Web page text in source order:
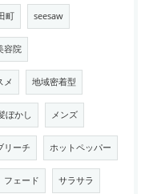
町 seesaw
容院
メ 地域密着型
ぼかし メンズ
リーチ ホットペッパー
フェード サラサラ